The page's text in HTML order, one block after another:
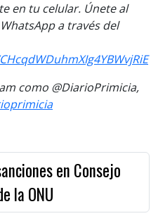
en tu celular. Únete al
a través del
como @DiarioPrimicia,
en Consejo
la ONU